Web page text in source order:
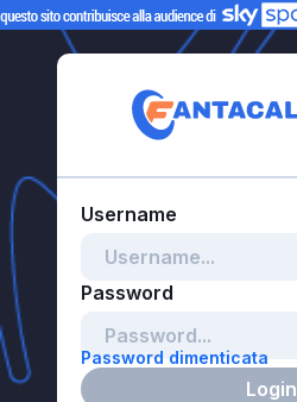
Password dimenticata
Login